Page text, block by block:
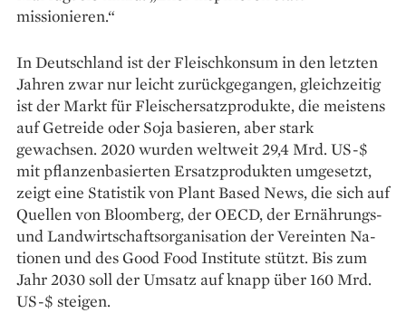
missionieren.“
In Deutschland ist der Fleischkonsum in den letzten
Jahren zwar nur leicht zurück­gegangen, gleichzeitig
ist der Markt für Fleischersatzprodukte, die meistens
auf Getreide oder Soja basieren, aber stark
gewachsen. 2020 wurden weltweit 29,4 Mrd. US-$
mit pflanzenbasierten Ersatzprodukten umgesetzt,
zeigt eine Statistik von Plant Based News, die sich auf
Quellen von Bloomberg, der OECD, der Ernährungs-
und Landwirtschaftsorganisation der Vereinten Na­
tionen und des Good Food Institute stützt. Bis zum
Jahr 2030 soll der Umsatz auf knapp über 160 Mrd.
US-$ steigen.